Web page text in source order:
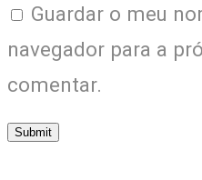
Guardar o meu
navegador para a
comentar.